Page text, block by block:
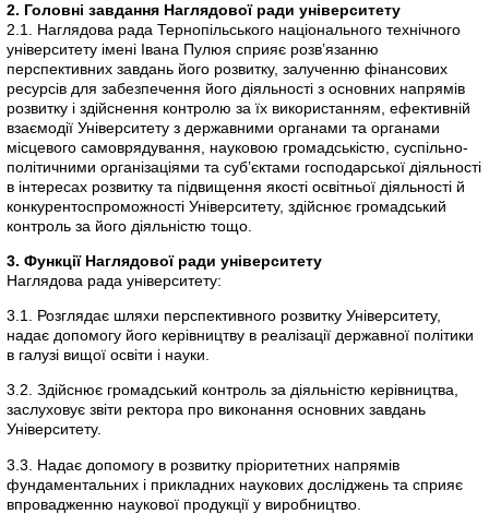
2. Головні завдання Наглядової ради університету
2.1. Наглядова рада Тернопільського національного технічного
університету імені Івана Пулюя сприяє розв’язанню
перспективних завдань його розвитку, залученню фінансових
ресурсів для забезпечення його діяльності з основних напрямів
розвитку і здійснення контролю за їх використанням, ефективній
взаємодії Університету з державними органами та органами
місцевого самоврядування, науковою громадськістю, суспільно-
політичними організаціями та суб’єктами господарської діяльності
в інтересах розвитку та підвищення якості освітньої діяльності й
конкурентоспроможності Університету, здійснює громадський
контроль за його діяльністю тощо.
3. Функції Наглядової ради університету
Наглядова рада університету:
3.1. Розглядає шляхи перспективного розвитку Університету,
надає допомогу його керівництву в реалізації державної політики
в галузі вищої освіти і науки.
3.2. Здійснює громадський контроль за діяльністю керівництва,
заслуховує звіти ректора про виконання основних завдань
Університету.
3.3. Надає допомогу в розвитку пріоритетних напрямів
фундаментальних і прикладних наукових досліджень та сприяє
впровадженню наукової продукції у виробництво.